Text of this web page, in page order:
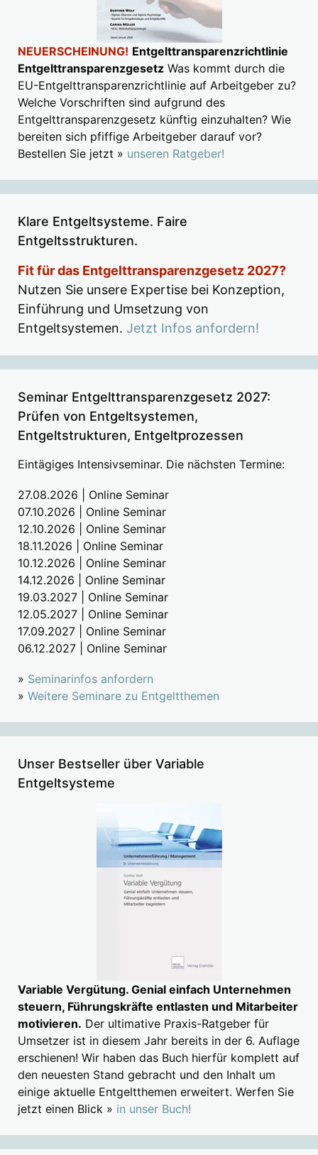
NEUERSCHEINUNG! Entgelttransparenzrichtlinie
Entgelttransparenzgesetz Was kommt durch die
EU-Entgelttransparenzrichtlinie auf Arbeitgeber zu?
Welche Vorschriften sind aufgrund des
Entgelttransparenzgesetz künftig einzuhalten? Wie
bereiten sich pfiffige Arbeitgeber darauf vor?
Bestellen Sie jetzt » unseren Ratgeber!
Klare Entgeltsysteme. Faire
Entgeltsstrukturen.
Fit für das Entgelttransparenzgesetz 2027?
Nutzen Sie unsere Expertise bei Konzeption,
Einführung und Umsetzung von
Entgeltsystemen. Jetzt Infos anfordern!
Seminar Entgelttransparenzgesetz 2027:
Prüfen von Entgeltsystemen,
Entgeltstrukturen, Entgeltprozessen
Eintägiges Intensivseminar. Die nächsten Termine:
27.08.2026 | Online Seminar
07.10.2026 | Online Seminar
12.10.2026 | Online Seminar
18.11.2026 | Online Seminar
10.12.2026 | Online Seminar
14.12.2026 | Online Seminar
19.03.2027 | Online Seminar
12.05.2027 | Online Seminar
17.09.2027 | Online Seminar
06.12.2027 | Online Seminar
» Seminarinfos anfordern
» Weitere Seminare zu Entgeltthemen
Unser Bestseller über Variable
Entgeltsysteme
Variable Vergütung. Genial einfach Unternehmen
steuern, Führungskräfte entlasten und Mitarbeiter
motivieren. Der ultimative Praxis-Ratgeber für
Umsetzer ist in diesem Jahr bereits in der 6. Auflage
erschienen! Wir haben das Buch hierfür komplett auf
den neuesten Stand gebracht und den Inhalt um
einige aktuelle Entgeltthemen erweitert. Werfen Sie
jetzt einen Blick » in unser Buch!